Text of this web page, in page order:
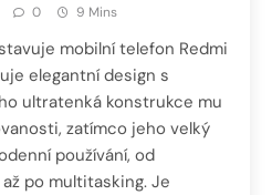
0 9 Mins
mobilní telefon Redmi
elegantní design s
ultratenká konstrukce mu
zatímco jeho velký
používání, od
po multitasking. Je